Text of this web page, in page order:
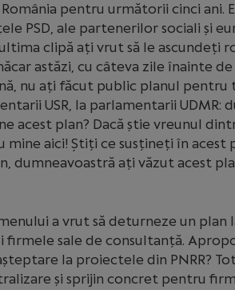
pentru următorii cinci ani.
PSD, ale partenerilor sociali și
clipă ați vrut să le ascundeți
astăzi, cu câteva zile înainte
nu ați făcut public planul pentru
USR, la parlamentarii UDMR:
acest plan? Dacă știe vreunul
mine aici! Știți ce susțineți în acest
dumneavoastră ați văzut acest
a vrut să deturneze un plan
firmele sale de consultanță.
la proiectele din PNRR? Tot
și sprijin concret pentru